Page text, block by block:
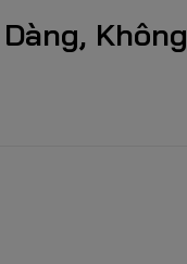
Không